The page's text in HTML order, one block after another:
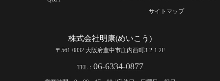
サイトマップ
株式会社明康(めいこう)
〒561-0832 大阪府豊中市庄内西町3-2-1 2F
TEL： 06-6334-0877